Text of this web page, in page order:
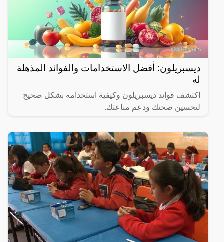
ديسبريلون: أفضل الاستخدامات والفوائد المذهلة
له
اكتشف فوائد ديسبريلون وكيفية استخدامه بشكل صحيح
لتحسين صحتك ودعم مناعتك.